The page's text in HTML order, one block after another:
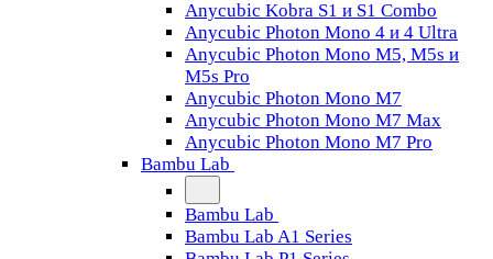
Anycubic Kobra S1 и S1 Combo
Anycubic Photon Mono 4 и 4 Ultra
Anycubic Photon Mono M5, M5s и
M5s Pro
Anycubic Photon Mono M7
Anycubic Photon Mono M7 Max
Anycubic Photon Mono M7 Pro
Bambu Lab
Bambu Lab
Bambu Lab A1 Series